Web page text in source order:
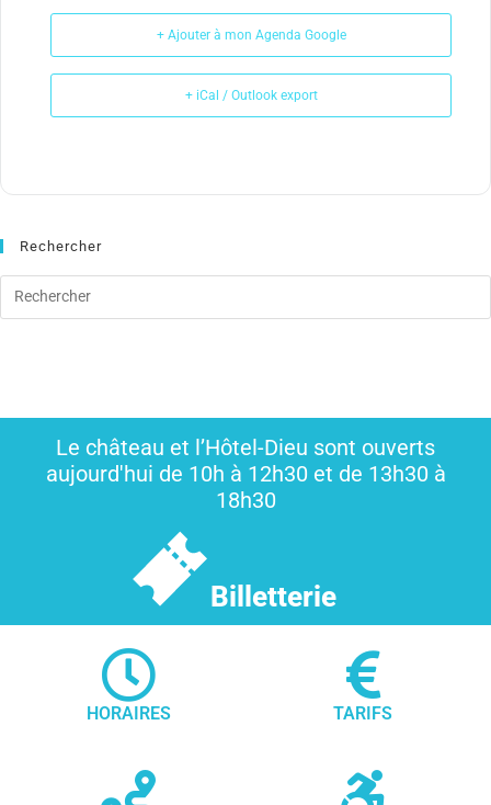
+ Ajouter à mon Agenda Google
+ iCal / Outlook export
Rechercher
Le château et l’Hôtel-Dieu sont ouverts
aujourd'hui de 10h à 12h30 et de 13h30 à
18h30
Billetterie
HORAIRES TARIFS